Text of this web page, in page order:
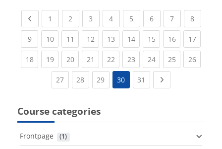
Previous page
1 (current)
2 (current)
3 (current)
4(current)
5 (current)
6(current)
7(current)
8(current)
9(current)
10(current)
11 (current)
12(current)
13(current)
14(current)
15(current)
16(current)
17
18(current)
19(current)
20(current)
21 (current)
22(current)
23(current)
24(current)
25(current)
26
27(current)
28(current)
29(current)
30 31 (current)Next page
Course categories
Frontpage (1)